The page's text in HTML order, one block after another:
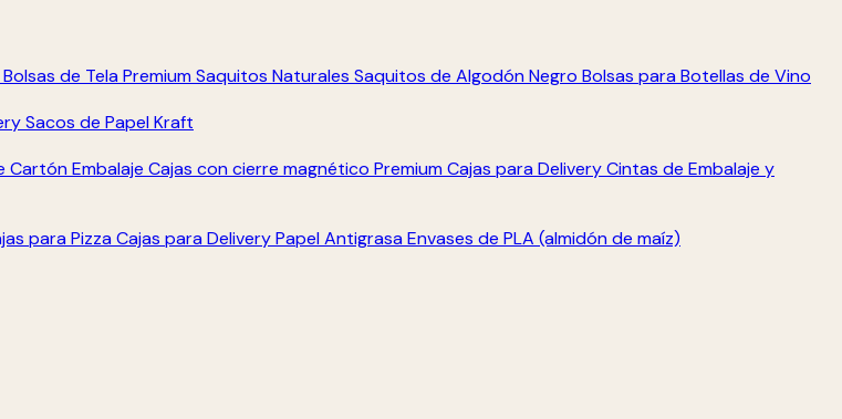
Bolsas de Tela Premium Saquitos Naturales Saquitos de Algodón Negro Bolsas para Botellas de Vino
Sacos de Papel Kraft
Cartón Embalaje Cajas con cierre magnético Premium Cajas para DeliveryCintas de Embalaje y
para Pizza Cajas para DeliveryPapel Antigrasa Envases de PLA (almidón de maíz)